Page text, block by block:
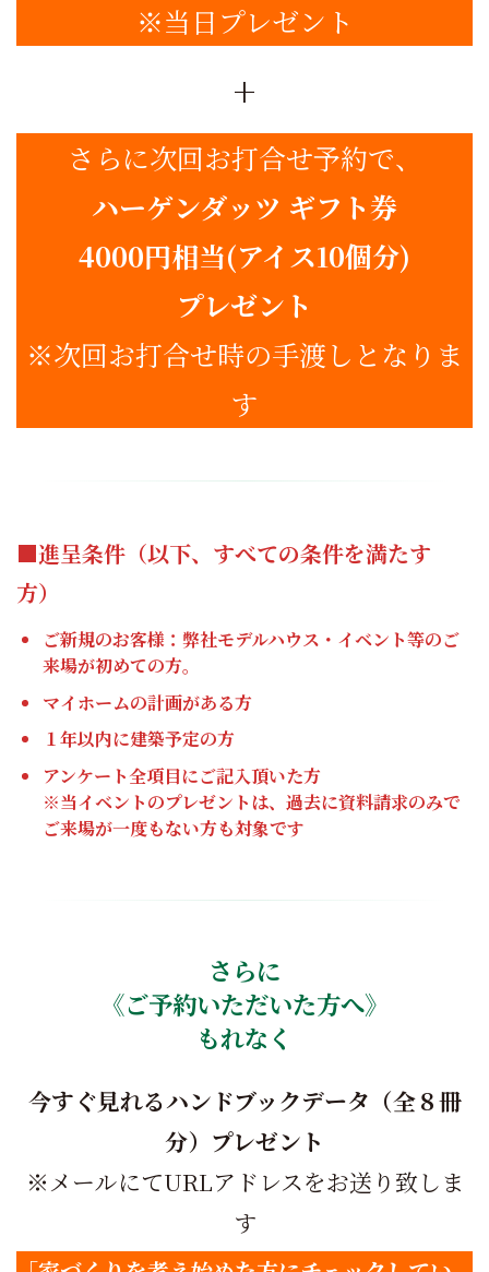
※当日プレゼント
+
さらに次回お打合せ予約で、
ハーゲンダッツ ギフト券
4000円相当(アイス10個分)
プレゼント
※次回お打合せ時の手渡しとなりま
す
■進呈条件（以下、すべての条件を満たす
方）
ご新規のお客様：弊社モデルハウス・イベント等のご
来場が初めての方。
マイホームの計画がある方
１年以内に建築予定の方
アンケート全項目にご記入頂いた方
※当イベントのプレゼントは、過去に資料請求のみで
ご来場が一度もない方も対象です
さらに
《ご予約いただいた方へ》
もれなく
今すぐ見れるハンドブックデータ（全８冊
分） プレゼント
※メールにてURLアドレスをお送り致しま
す